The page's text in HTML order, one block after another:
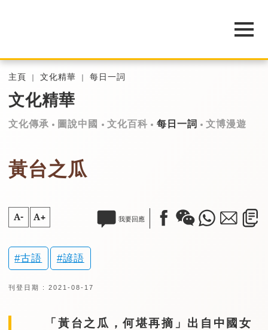
主頁 文化精華 每日一詞
文化精華
文化傳承 圖說中國 文化百科 每日一詞 文博漫遊
黃台之瓜
A- A+ 我要回應
古語 諺語
刊登日期 : 2021-08-17
「黃台之瓜，何堪再摘」出自中國女